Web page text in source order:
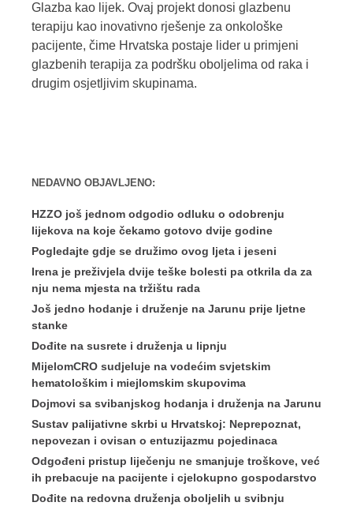
Glazba kao lijek. Ovaj projekt donosi glazbenu
terapiju kao inovativno rješenje za onkološke
pacijente, čime Hrvatska postaje lider u primjeni
glazbenih terapija za podršku oboljelima od raka i
drugim osjetljivim skupinama.
NEDAVNO OBJAVLJENO:
HZZO još jednom odgodio odluku o odobrenju
lijekova na koje čekamo gotovo dvije godine
Pogledajte gdje se družimo ovog ljeta i jeseni
Irena je preživjela dvije teške bolesti pa otkrila da za
nju nema mjesta na tržištu rada
Još jedno hodanje i druženje na Jarunu prije ljetne
stanke
Dođite na susrete i druženja u lipnju
MijelomCRO sudjeluje na vodećim svjetskim
hematološkim i miejlomskim skupovima
Dojmovi sa svibanjskog hodanja i druženja na Jarunu
Sustav palijativne skrbi u Hrvatskoj: Neprepoznat,
nepovezan i ovisan o entuzijazmu pojedinaca
Odgođeni pristup liječenju ne smanjuje troškove, već
ih prebacuje na pacijente i cjelokupno gospodarstvo
Dođite na redovna druženja oboljelih u svibnju